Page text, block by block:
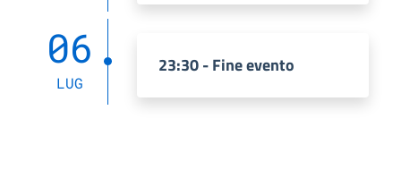
06
LUG
23:30 - Fine evento